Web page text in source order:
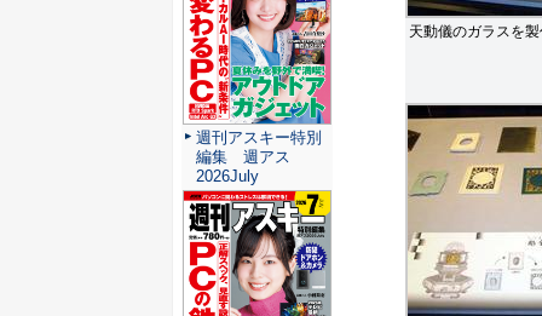
天動儀のガラスを
週刊アスキー特別
編集 週アス
2026July